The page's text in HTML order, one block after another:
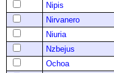
Nipis
Nirvanero
Niuria
Nzbejus
Ochoa